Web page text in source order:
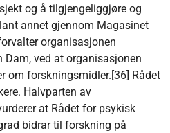
og å tilgjengeliggjøre og
annet gjennom Magasinet
organisasjonen
ved at organisasjonen
om forskningsmidler. [36] Rådet
Halvparten av
at Rådet for psykisk
bidrar til forskning på